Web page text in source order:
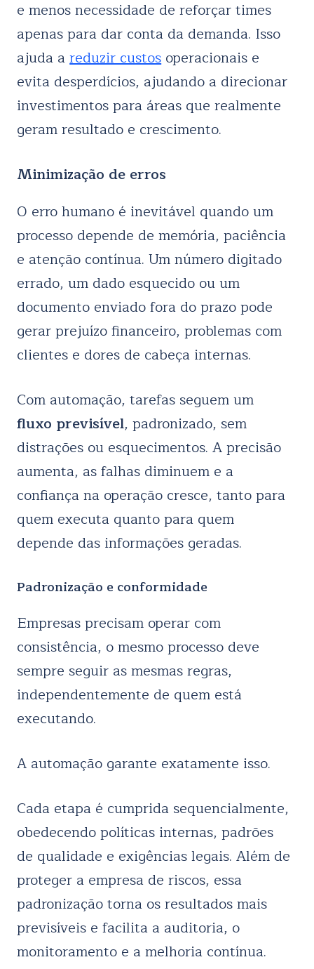
e menos necessidade de reforçar times
apenas para dar conta da demanda. Isso
ajuda areduzir custosoperacionais e
evita desperdícios, ajudando a direcionar
investimentos para áreas que realmente
geram resultado e crescimento.
Minimização de erros
O erro humano é inevitável quando um
processo depende de memória, paciência
e atenção contínua. Um número digitado
errado, um dado esquecido ou um
documento enviado fora do prazo pode
gerar prejuízo financeiro, problemas com
clientes e dores de cabeça internas.
Com automação, tarefas seguem um
fluxo previsível, padronizado, sem
distrações ou esquecimentos. A precisão
aumenta, as falhas diminuem e a
confiança na operação cresce, tanto para
quem executa quanto para quem
depende das informações geradas.
Padronização e conformidade
Empresas precisam operar com
consistência, o mesmo processo deve
sempre seguir as mesmas regras,
independentemente de quem está
executando.
A automação garante exatamente isso.
Cada etapa é cumprida sequencialmente,
obedecendo políticas internas, padrões
de qualidade e exigências legais. Além de
proteger a empresa de riscos, essa
padronização torna os resultados mais
previsíveis e facilita a auditoria, o
monitoramento e a melhoria contínua.